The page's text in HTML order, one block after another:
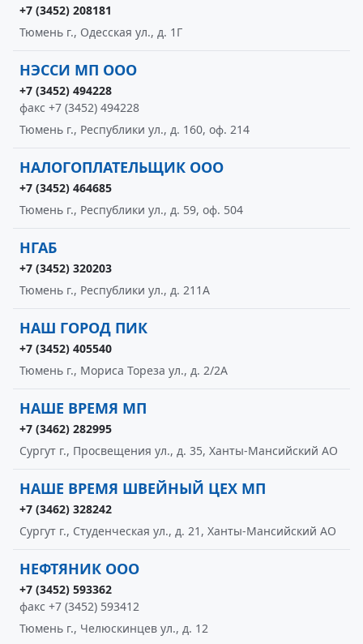
+7 (3452) 208181
Тюмень г., Одесская ул., д. 1Г
НЭССИ МП ООО
+7 (3452) 494228
факс +7 (3452) 494228
Тюмень г., Республики ул., д. 160, оф. 214
НАЛОГОПЛАТЕЛЬЩИК ООО
+7 (3452) 464685
Тюмень г., Республики ул., д. 59, оф. 504
НГАБ
+7 (3452) 320203
Тюмень г., Республики ул., д. 211А
НАШ ГОРОД ПИК
+7 (3452) 405540
Тюмень г., Мориса Тореза ул., д. 2/2А
НАШЕ ВРЕМЯ МП
+7 (3462) 282995
Сургут г., Просвещения ул., д. 35, Ханты-Мансийский АО
НАШЕ ВРЕМЯ ШВЕЙНЫЙ ЦЕХ МП
+7 (3462) 328242
Сургут г., Студенческая ул., д. 21, Ханты-Мансийский АО
НЕФТЯНИК ООО
+7 (3452) 593362
факс +7 (3452) 593412
Тюмень г., Челюскинцев ул., д. 12